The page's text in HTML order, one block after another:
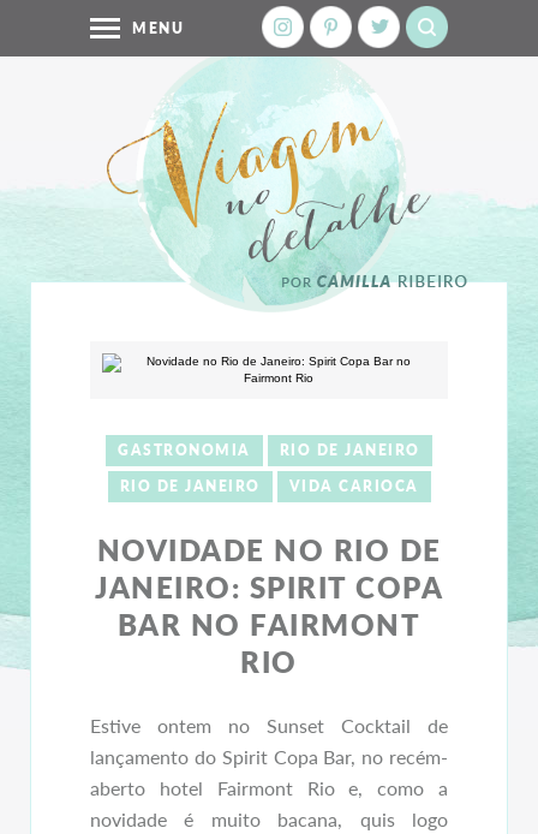
MENU
GASTRONOMIA
RIO DE JANEIRO
RIO DE JANEIRO
VIDA CARIOCA
NOVIDADE NO RIO DE
JANEIRO: SPIRIT COPA
BAR NO FAIRMONT
RIO
Estive ontem no Sunset Cocktail de
lançamento do Spirit Copa Bar, no recém-
aberto hotel Fairmont Rio e, como a
novidade é muito bacana, quis logo